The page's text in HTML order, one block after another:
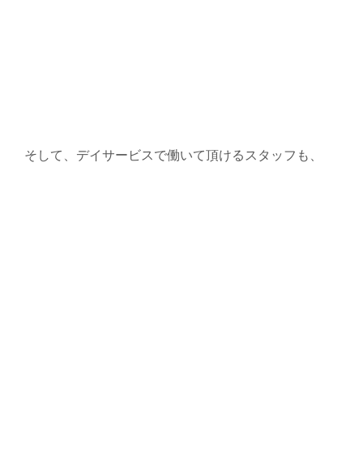
そして、デイサービスで働いて頂けるスタッフも、